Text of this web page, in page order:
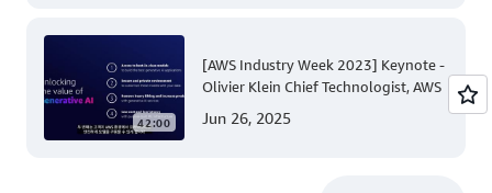
42:00
[AWS Industry Week 2023] Keynote -
Olivier Klein Chief Technologist, AWS
Jun 26, 2025